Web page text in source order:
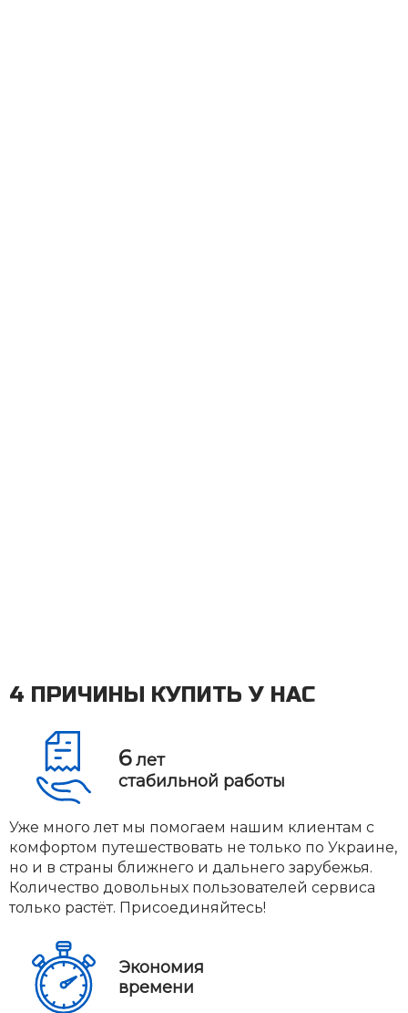
4 ПРИЧИНЫ КУПИТЬ У НАС
6лет
стабильной работы
Уже много лет мы помогаем нашим клиентам с
комфортом путешествовать не только по Украине,
но и в страны ближнего и дальнего зарубежья.
Количество довольных пользователей сервиса
только растёт. Присоединяйтесь!
Экономия
времени